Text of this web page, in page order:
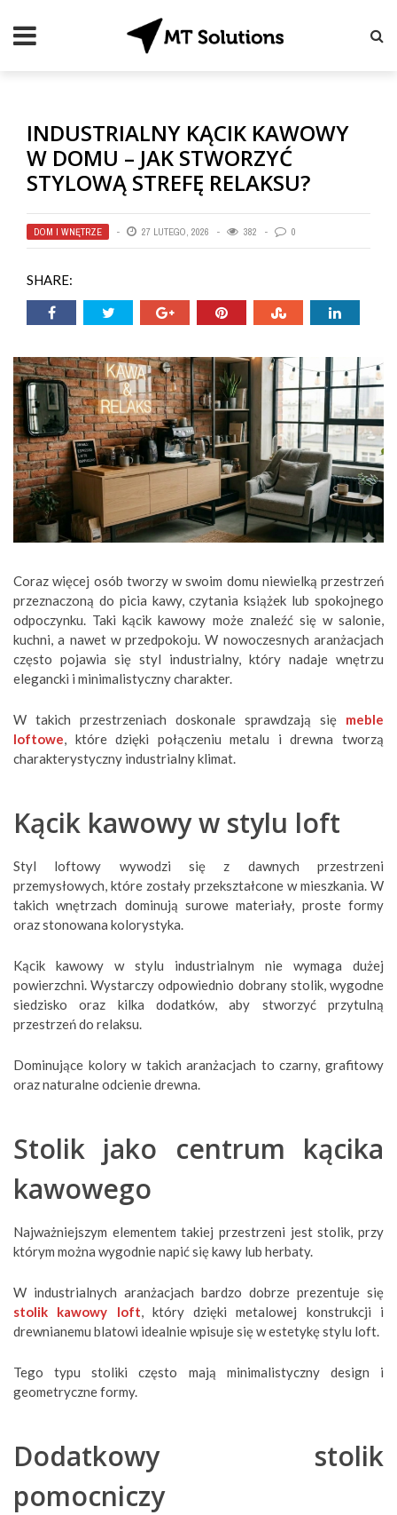
INDUSTRIALNY KĄCIK KAWOWY
W DOMU – JAK STWORZYĆ
STYLOWĄ STREFĘ RELAKSU?
DOM I WNĘTRZE 27 LUTEGO, 2026 382 0
SHARE:
Coraz więcej osób tworzy w swoim domu niewielką przestrzeń
przeznaczoną do picia kawy, czytania książek lub spokojnego
odpoczynku. Taki kącik kawowy może znaleźć się w salonie,
kuchni, a nawet w przedpokoju. W nowoczesnych aranżacjach
często pojawia się styl industrialny, który nadaje wnętrzu
elegancki i minimalistyczny charakter.
W takich przestrzeniach doskonale sprawdzają się meble
loftowe, które dzięki połączeniu metalu i drewna tworzą
charakterystyczny industrialny klimat.
Kącik kawowy w stylu loft
Styl loftowy wywodzi się z dawnych przestrzeni
przemysłowych, które zostały przekształcone w mieszkania. W
takich wnętrzach dominują surowe materiały, proste formy
oraz stonowana kolorystyka.
Kącik kawowy w stylu industrialnym nie wymaga dużej
powierzchni. Wystarczy odpowiednio dobrany stolik, wygodne
siedzisko oraz kilka dodatków, aby stworzyć przytulną
przestrzeń do relaksu.
Dominujące kolory w takich aranżacjach to czarny, grafitowy
oraz naturalne odcienie drewna.
Stolik jako centrum kącika
kawowego
Najważniejszym elementem takiej przestrzeni jest stolik, przy
którym można wygodnie napić się kawy lub herbaty.
W industrialnych aranżacjach bardzo dobrze prezentuje się
stolik kawowy loft, który dzięki metalowej konstrukcji i
drewnianemu blatowi idealnie wpisuje się w estetykę stylu loft.
Tego typu stoliki często mają minimalistyczny design i
geometryczne formy.
Dodatkowy stolik
pomocniczy